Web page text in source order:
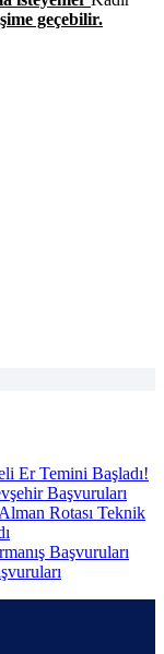
geçebilir.
Er Temini Başladı!
Başvuruları
Rotası Teknik
Başvuruları